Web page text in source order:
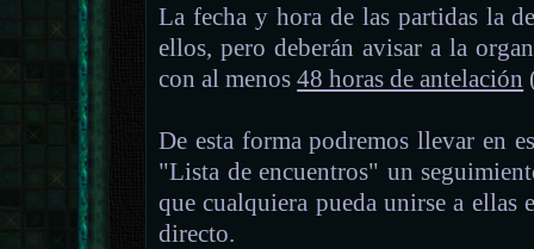
La fecha y hora de las partidas la
ellos, pero deberán avisar a la
con al menos48 horas de antelación
De esta forma podremos llevar en
"Lista de encuentros" un
que cualquiera pueda unirse a ellas
directo.